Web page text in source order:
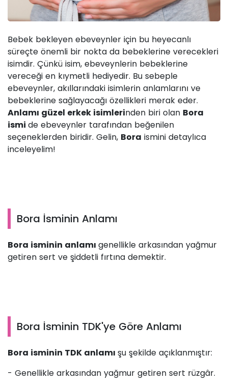
Bebek bekleyen ebeveynler için bu heyecanlı
süreçte önemli bir nokta da bebeklerine verecekleri
isimdir. Çünkü isim, ebeveynlerin bebeklerine
vereceği en kıymetli hediyedir. Bu sebeple
ebeveynler, akıllarındaki isimlerin anlamlarını ve
bebeklerine sağlayacağı özellikleri merak eder.
Anlamı güzel erkek isimlerinden biri olan Bora
ismi de ebeveynler tarafından beğenilen
seçeneklerden biridir. Gelin, Bora ismini detaylıca
inceleyelim!
Bora İsminin Anlamı
Bora isminin anlamı genellikle arkasından yağmur
getiren sert ve şiddetli fırtına demektir.
Bora İsminin TDK'ye Göre Anlamı
Bora isminin TDK anlamı şu şekilde açıklanmıştır:
- Genellikle arkasından yağmur getiren sert rüzgâr.